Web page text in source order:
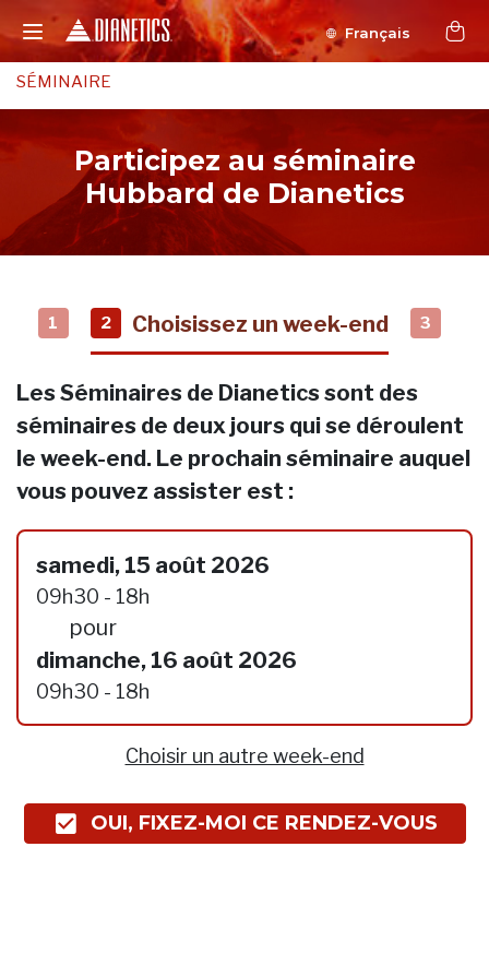
Français
SÉMINAIRE
Participez au séminaire
Hubbard de Dianetics
1 2 Choisissez un week-end 3
Les Séminaires de Dianetics sont des
séminaires de deux jours qui se déroulent
le week-end. Le prochain séminaire auquel
vous pouvez assister est :
samedi, 15 août 2026
09h30 - 18h
pour
dimanche, 16 août 2026
09h30 - 18h
Choisir un autre week-end
OUI, FIXEZ-MOI CE RENDEZ-VOUS